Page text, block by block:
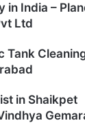
in India –
Ltd
Tank
in Shaikpet